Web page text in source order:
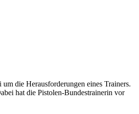
die Herausforderungen eines Trainers.
hat die Pistolen-Bundestrainerin vor